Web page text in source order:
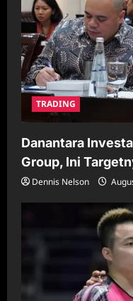
TRADING
Danantara
Group, Ini
Dennis Nelson